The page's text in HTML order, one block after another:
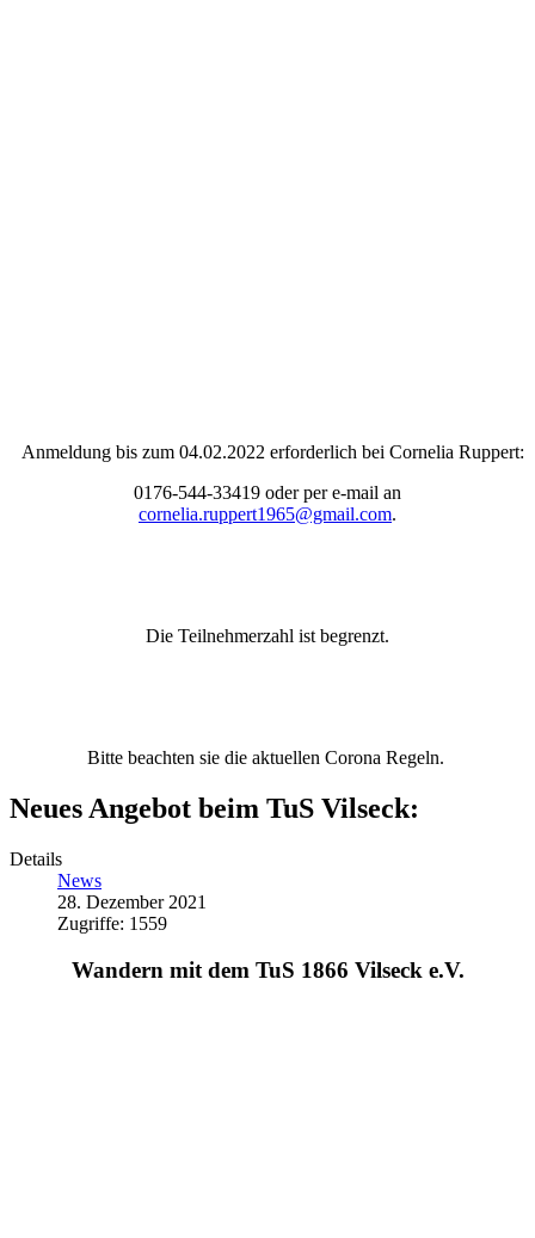
Anmeldung bis zum 04.02.2022 erforderlich bei Cornelia Ruppert:
0176-544-33419 oder per e-mail an
cornelia.ruppert1965@gmail.com.
Die Teilnehmerzahl ist begrenzt.
Bitte beachten sie die aktuellen Corona Regeln.
Neues Angebot beim TuS Vilseck:
Details
News
28. Dezember 2021
Zugriffe: 1559
Wandern mit dem TuS 1866 Vilseck e.V.